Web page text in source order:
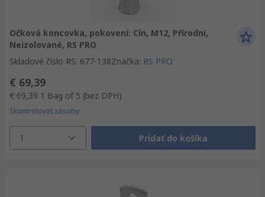
Očková koncovka, pokovení: Cín, M12, Přírodní,
Neizolované, RS PRO
Skladové číslo RS: 677-138Značka: RS PRO
€ 69,39
€ 69,39 1 Bag of 5 (bez DPH)
Skontrolovať zásoby
1 Pridať do košíka